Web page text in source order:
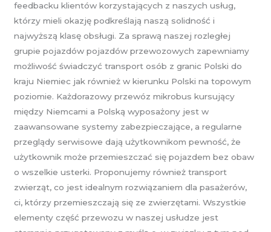
feedbacku klientów korzystających z naszych usług,
którzy mieli okazję podkreślają naszą solidność i
najwyższą klasę obsługi. Za sprawą naszej rozległej
grupie pojazdów pojazdów przewozowych zapewniamy
możliwość świadczyć transport osób z granic Polski do
kraju Niemiec jak również w kierunku Polski na topowym
poziomie. Każdorazowy przewóz mikrobus kursujący
między Niemcami a Polską wyposażony jest w
zaawansowane systemy zabezpieczające, a regularne
przeglądy serwisowe dają użytkownikom pewność, że
użytkownik może przemieszczać się pojazdem bez obaw
o wszelkie usterki. Proponujemy również transport
zwierząt, co jest idealnym rozwiązaniem dla pasażerów,
ci, którzy przemieszczają się ze zwierzętami. Wszystkie
elementy część przewozu w naszej usłudze jest